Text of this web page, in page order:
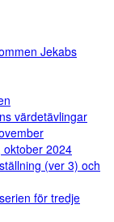
Jekabs
värdetävlingar
oktober 2024
(ver 3) och
för tredje